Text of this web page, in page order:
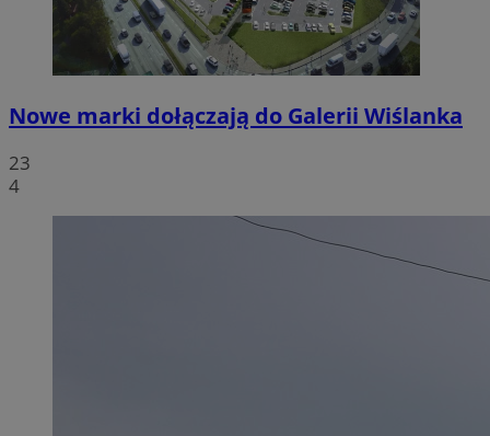
Nowe marki dołączają do Galerii Wiślanka
23
4